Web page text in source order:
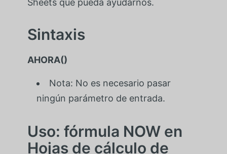
Sheets que pueda ayudarnos.
Sintaxis
AHORA()
Nota: No es necesario pasar
ningún parámetro de entrada.
Uso: fórmula NOW en
Hojas de cálculo de